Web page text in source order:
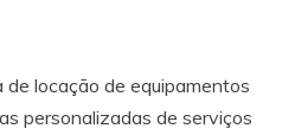
de locação de equipamentos
personalizadas de serviços